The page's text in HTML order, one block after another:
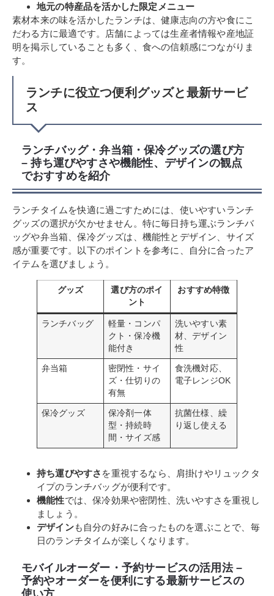
地元の特産品を活かした限定メニュー
素材本来の味を活かしたランチは、健康志向の方や食にこ
だわる方に最適です。店舗によっては生産者情報や産地証
明を掲示していることも多く、食への信頼感につながりま
す。
ランチに役立つ便利グッズと最新サービ
ス
ランチバッグ・弁当箱・保冷グッズの選び方
– 持ち運びやすさや機能性、デザインの観点
でおすすめを紹介
ランチタイムを快適に過ごすためには、使いやすいランチ
グッズの選択が欠かせません。特に毎日持ち運ぶランチバ
ッグや弁当箱、保冷グッズは、機能性とデザイン、サイズ
感が重要です。以下のポイントを参考に、自分に合ったア
イテムを選びましょう。
グッズ
選び方のポイ
ント
おすすめ特徴
ランチバッグ
軽量・コンパ
クト・保冷機
能付き
洗いやすい素
材、デザイン
性
弁当箱
密閉性・サイ
ズ・仕切りの
有無
食洗機対応、
電子レンジOK
保冷グッズ
保冷剤一体
型・持続時
間・サイズ感
抗菌仕様、繰
り返し使える
持ち運びやすさ を重視するなら、肩掛けやリュックタ
イプのランチバッグが便利です。
機能性では、保冷効果や密閉性、洗いやすさを重視し
ましょう。
デザインも自分の好みに合ったものを選ぶことで、毎
日のランチタイムが楽しくなります。
モバイルオーダー・予約サービスの活用法 –
予約やオーダーを便利にする最新サービスの